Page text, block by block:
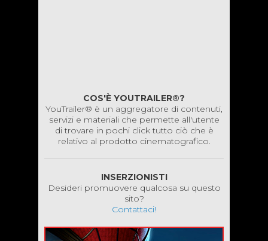
COS'È YOUTRAILER®?
YouTrailer® è un aggregatore di contenuti,
servizi e materiali che permette all'utente
di trovare in pochi click tutto ciò che è
relativo al prodotto cinematografico.
INSERZIONISTI
Desideri promuovere qualcosa su questo
sito?
Contattaci!